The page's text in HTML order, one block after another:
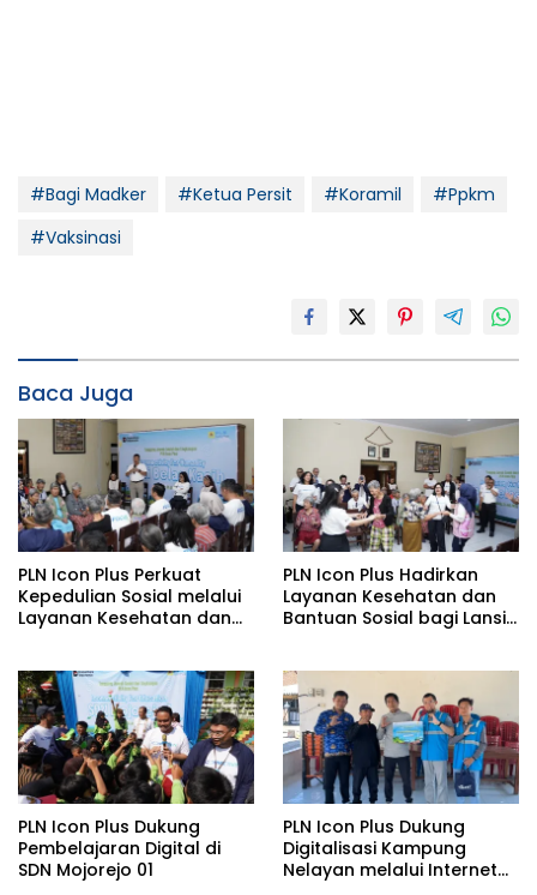
#Bagi Madker #Ketua Persit #Koramil
#Ppkm
#Vaksinasi
Baca Juga
PLN Icon Plus Perkuat
Kepedulian Sosial melalui
Layanan Kesehatan dan
PLN Icon Plus Hadirkan
Layanan Kesehatan dan
Bantuan Sosial bagi Lansia
PLN Icon Plus Dukung
Pembelajaran Digital di
SDN Mojorejo 01
PLN Icon Plus Dukung
Digitalisasi Kampung
Nelayan melalui Internet